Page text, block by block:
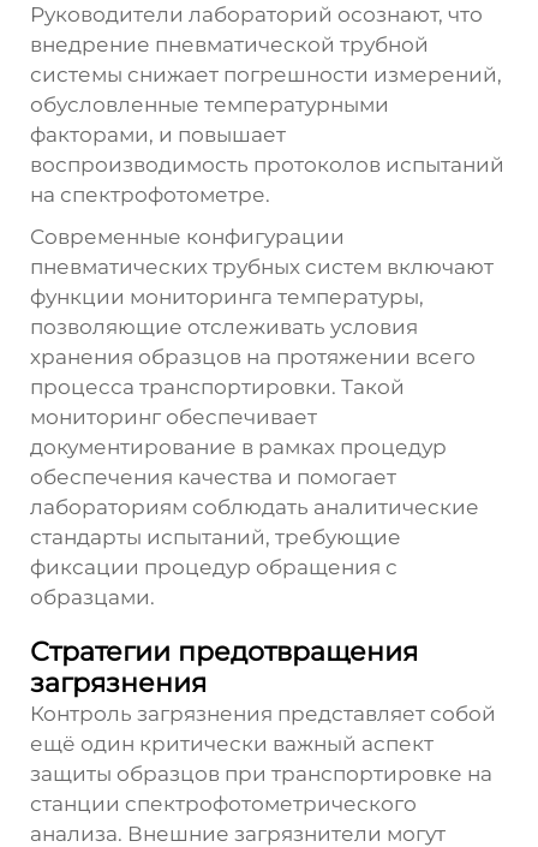
Руководители лабораторий осознают, что
внедрение пневматической трубной
системы снижает погрешности измерений,
обусловленные температурными
факторами, и повышает
воспроизводимость протоколов испытаний
на спектрофотометре.
Современные конфигурации
пневматических трубных систем включают
функции мониторинга температуры,
позволяющие отслеживать условия
хранения образцов на протяжении всего
процесса транспортировки. Такой
мониторинг обеспечивает
документирование в рамках процедур
обеспечения качества и помогает
лабораториям соблюдать аналитические
стандарты испытаний, требующие
фиксации процедур обращения с
образцами.
Стратегии предотвращения
загрязнения
Контроль загрязнения представляет собой
ещё один критически важный аспект
защиты образцов при транспортировке на
станции спектрофотометрического
анализа. Внешние загрязнители могут